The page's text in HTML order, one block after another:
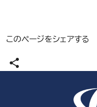
このページをシェアする
share